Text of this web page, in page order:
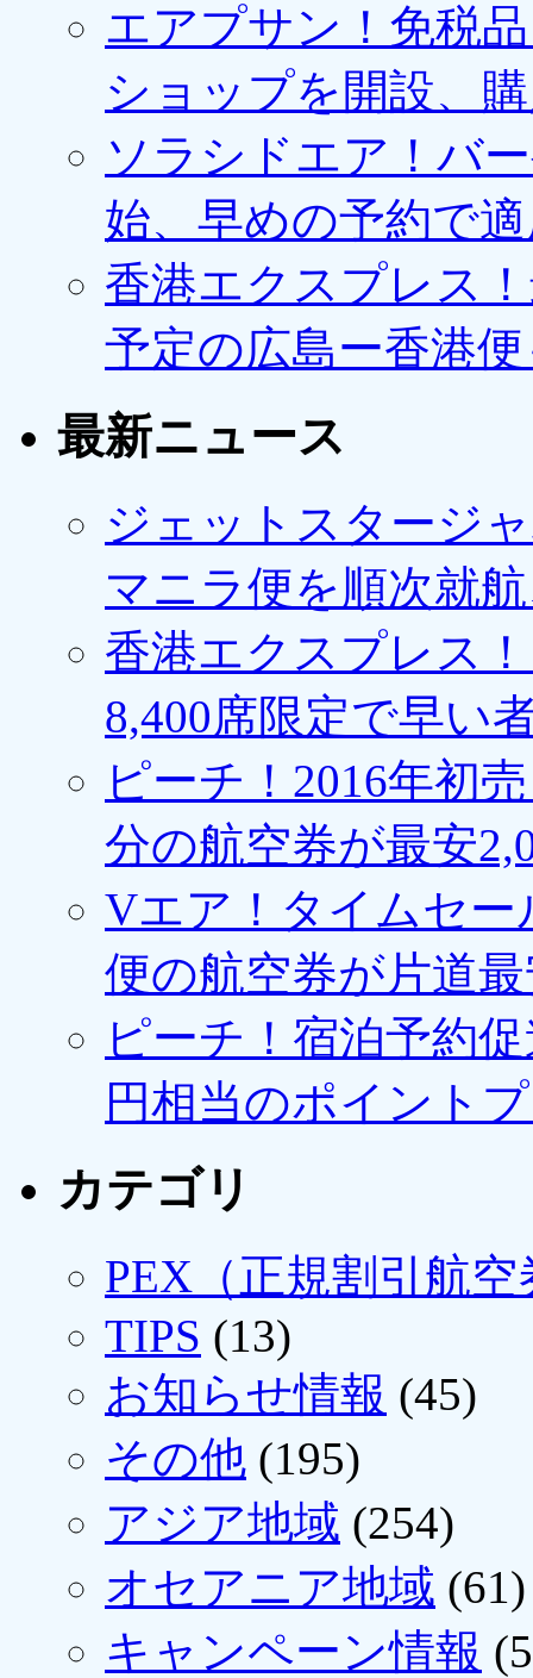
エアプサン！免税
ショップを開設、
ソラシドエア！バ
始、早めの予約で
香港エクスプレス
予定の広島ー香港
最新ニュース
ジェットスタージ
マニラ便を順次就
香港エクスプレス
8,400席限定で早い
ピーチ！2016年初
分の航空券が最安
Vエア！タイムセー
便の航空券が片道最
ピーチ！宿泊予約
円相当のポイント
カテゴリ
PEX（正規割引航空
TIPS (13)
お知らせ情報 (45)
その他 (195)
アジア地域 (254)
オセアニア地域 (61)
キャンペーン情報